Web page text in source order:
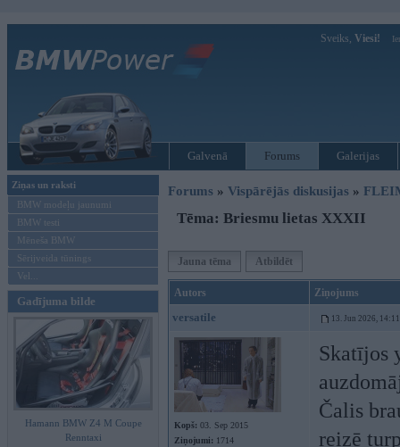
Sveiks, Viesi!
Galvenā Forums Galerijas
Ziņas un raksti
BMW modeļu jaunumi
BMW testi
Mēneša BMW
Sērijveida tūnings
Vel...
Gadījuma bilde
Hamann BMW Z4 M Coupe
Renntaxi
Forums » Vispārējās diskusijas »
Tēma: Briesmu lietas XXXII
Jauna tēma Atbildēt
Autors Ziņojums
versatile 13. Jun 2026, 14:11
Kopš: 03. Sep 2015
Ziņojumi: 1714
Skatījos
Čalis
reizē